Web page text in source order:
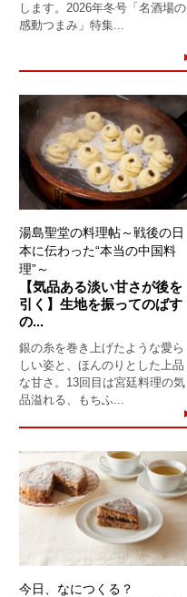
します。2026年冬号「名酒場の
感動つまみ」特集...
湯島聖堂の料理帖～戦後の日
本に伝わった“本当の中国料
理”～
【気品ある淡い甘さが後を
引く】生地を振ってのばす
の...
銀の糸を巻き上げたような愛ら
しい姿と、ほんのりとした上品
な甘さ。13回目は宮廷料理の気
品溢れる、もちふ...
今日、なにつくる？